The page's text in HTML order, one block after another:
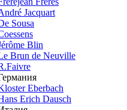
Jacquart
Sousa
Blin
Brun de Neuville
Eberbach
Erich Dausch